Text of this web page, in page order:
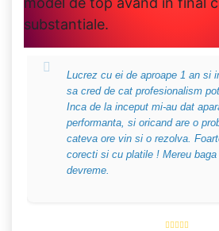
substantiale.
Lucrez cu ei de aproape 1 an si
sa cred de cat profesionalism
Inca de la inceput mi-au dat
performanta, si oricand are o
cateva ore vin si o rezolva.
corecti si cu platile ! Mereu baga
devreme.